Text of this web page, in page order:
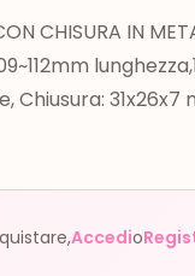
CHISURA IN
Chiusura: 31x26x7
Accedio